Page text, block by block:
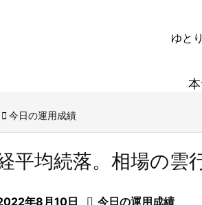
ゆと
 今日の運用成績
平均続落。相場の雲
年8月10日  今日の運用成績